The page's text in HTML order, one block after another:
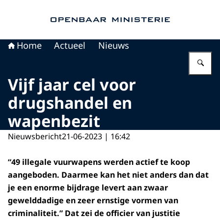
Home Actueel Nieuws
Vijf jaar cel voor
drugshandel en
wapenbezit
Nieuwsbericht21-06-2023 | 16:42
“49 illegale vuurwapens werden actief te koop
aangeboden. Daarmee kan het niet anders dan dat
je een enorme bijdrage levert aan zwaar
gewelddadige en zeer ernstige vormen van
criminaliteit.” Dat zei de officier van justitie